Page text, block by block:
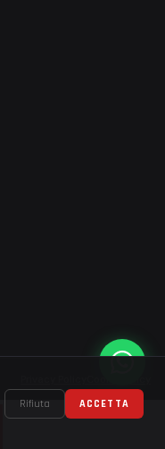
Rifiuta ACCETTA